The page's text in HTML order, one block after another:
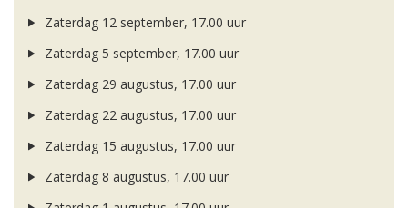
Zaterdag 12 september, 17.00 uur
Zaterdag 5 september, 17.00 uur
Zaterdag 29 augustus, 17.00 uur
Zaterdag 22 augustus, 17.00 uur
Zaterdag 15 augustus, 17.00 uur
Zaterdag 8 augustus, 17.00 uur